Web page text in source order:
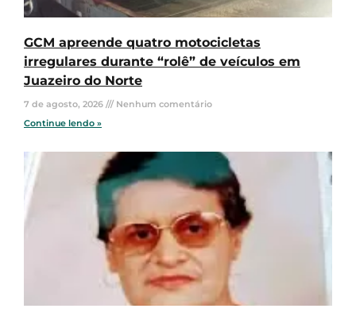
GCM apreende quatro motocicletas
irregulares durante “rolê” de veículos em
Juazeiro do Norte
7 de agosto, 2026
Nenhum comentário
Continue lendo »